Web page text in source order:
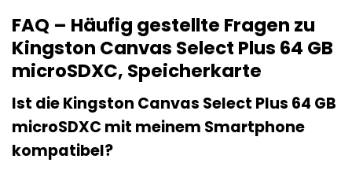
FAQ – Häufig gestellte Fragen zu
Kingston Canvas Select Plus 64 GB
microSDXC, Speicherkarte
Ist die Kingston Canvas Select Plus 64 GB
microSDXC mit meinem Smartphone
kompatibel?